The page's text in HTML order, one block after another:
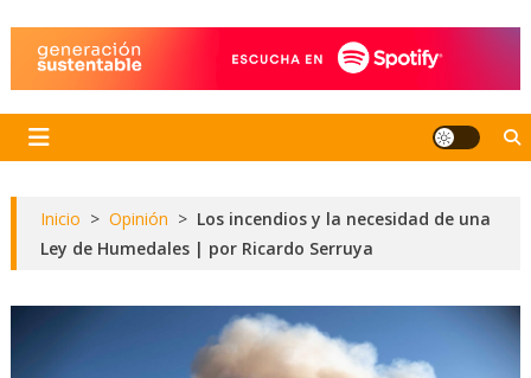
Inicio > Opinión > Los incendios y la necesidad de una
Ley de Humedales | por Ricardo Serruya